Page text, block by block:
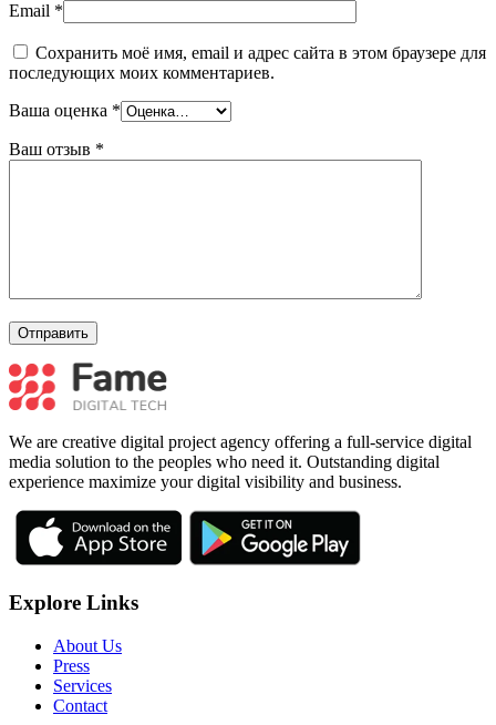
Email *
Сохранить моё имя, email и адрес сайта в этом браузере для
последующих моих комментариев.
Ваша оценка *
Ваш отзыв *
We are creative digital project agency offering a full-service digital
media solution to the peoples who need it. Outstanding digital
experience maximize your digital visibility and business.
Explore Links
About Us
Press
Services
Contact